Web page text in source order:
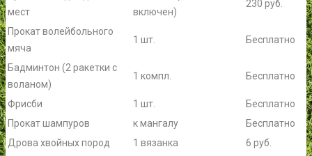
мест
включен)
230 руб.
Прокат волейбольного
мяча
1 шт. Бесплатно
Бадминтон (2 ракетки с
воланом)
1 компл. Бесплатно
Фрисби 1 шт.
Бесплатно
Прокат шампуров
к мангалу
Бесплатно
Дрова хвойных пород
1 вязанка
6 руб.